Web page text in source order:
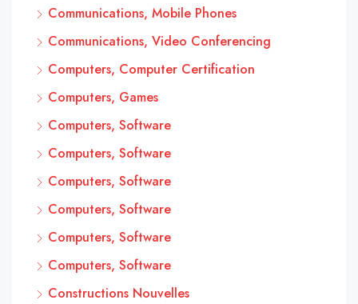
Communications, Mobile Phones
Communications, Video Conferencing
Computers, Computer Certification
Computers, Games
Computers, Software
Computers, Software
Computers, Software
Computers, Software
Computers, Software
Computers, Software
Constructions Nouvelles